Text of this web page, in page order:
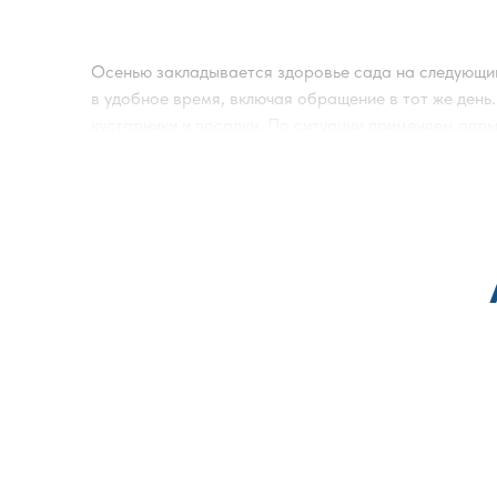
Осенью закладывается здоровье сада на
в удобное время, включая обращение в тот же
государственная лицензия и одобрение
групп средств — так повышается эффективность
животных. Гарантия закрепляется договором;
По сути это один комплекс мероприятий,